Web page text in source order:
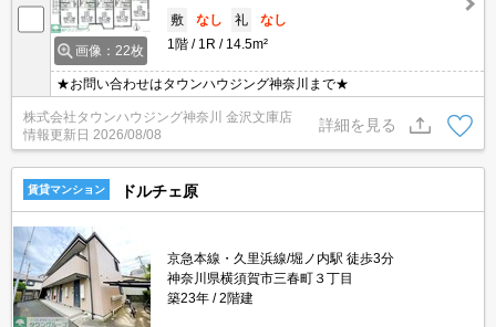
画像：22枚
敷
なし 礼
なし
1階
1R 14.5m²
★お問い合わせはタウンハウジング神奈川まで★
株式会社タウンハウジング神奈川 金沢文庫店
情報更新日 2026/08/08
詳細を見る
賃貸マンション ドルチェ原
京急本線・久里浜線/堀ノ内駅 徒歩3分
神奈川県横須賀市三春町３丁目
築23年
2階建